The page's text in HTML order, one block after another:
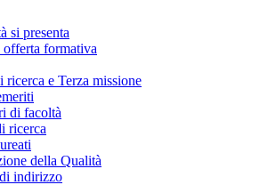
si presenta
offerta formativa
e Terza missione
di facoltà
ricerca
della Qualità
indirizzo